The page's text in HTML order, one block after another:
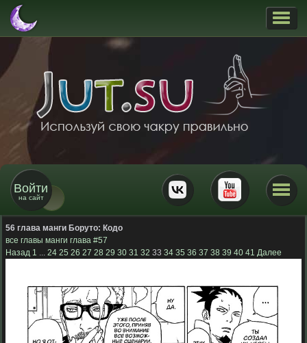
Войти
на сайт
56 глава манги Боруто: Кодо
все главы манги глава #57
Назад 1 ... 24 25 26 27 28 29 30 31 32 33 34 35 36 37 38 39 40 41 Далее